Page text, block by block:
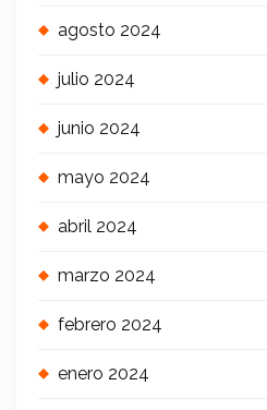
agosto 2024
julio 2024
junio 2024
mayo 2024
abril 2024
marzo 2024
febrero 2024
enero 2024